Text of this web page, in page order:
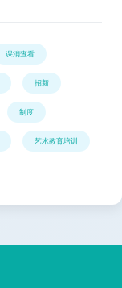
课消查看
招新
制度
艺术教育培训